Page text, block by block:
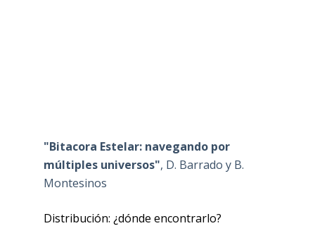
"Bitacora Estelar: navegando por
múltiples universos", D. Barrado y B.
Montesinos
Distribución: ¿dónde encontrarlo?